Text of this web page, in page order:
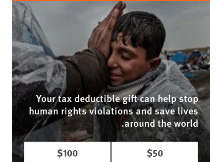
Your tax deductible gift can help stop
human rights violations and save lives
around the world.
$50
$100